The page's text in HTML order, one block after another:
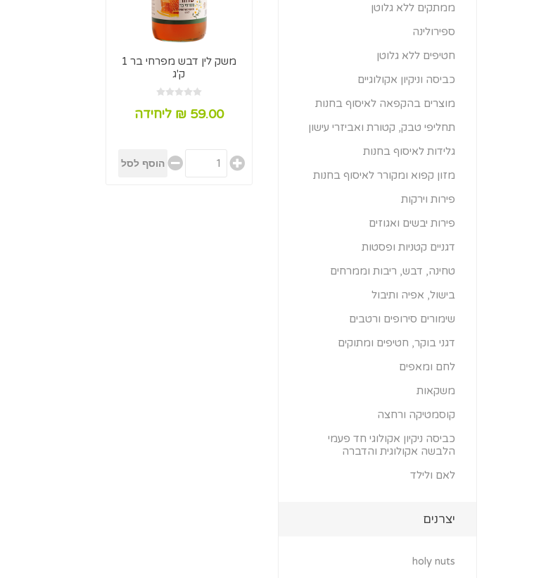
משק לין דבש מפרחי בר 1
ק'ג
59.00 ₪ ליחידה
ממתקים ללא גלוטן
ספירולינה
חטיפים ללא גלוטן
כביסה וניקיון אקולוגיים
מוצרים בהקפאה לאיסוף בחנות
תחליפי טבק, קטורת ואביזרי עישון
גלידות לאיסוף בחנות
מזון קפוא ומקורר לאיסוף בחנות
פירות וירקות
פירות יבשים ואגוזים
דגניים קטניות ופסטות
טחינה, דבש, ריבות וממרחים
בישול, אפיה ותיבול
שימורים סירופים ורטבים
דגני בוקר, חטיפים ומתוקים
לחם ומאפים
משקאות
קוסמטיקה ורחצה
כביסה ניקיון אקולוגי חד פעמי
הלבשה אקולוגית והדברה
לאם ולילד
יצרנים
holy nuts